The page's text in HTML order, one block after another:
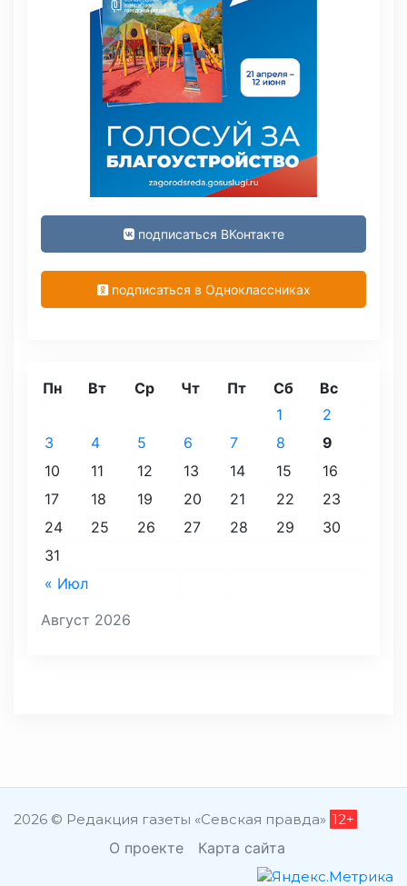
подписаться ВКонтакте
подписаться в Одноклассниках
Август 2026
Пн Вт Ср Чт Пт Сб Вс
« Июл
1
2
3
4 5 6 7 8
9
10
11 12 13 14 15
16
17
18 19 20 21 22
23
24
25 26 27 28 29
30
31
2026 © Редакция газеты «Севская правда» 12+
О проекте Карта сайта